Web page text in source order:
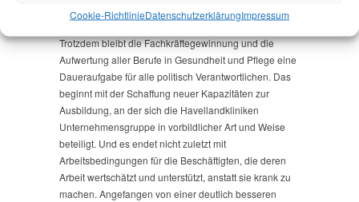
Cookie-RichtlinieDatenschutz­erklärungImpressum
Beteiligten.
Trotzdem bleibt die Fachkräftegewinnung und die
Aufwertung aller Berufe in Gesundheit und Pflege eine
Daueraufgabe für alle politisch Verantwortlichen. Das
beginnt mit der Schaffung neuer Kapazitäten zur
Ausbildung, an der sich die Havellandkliniken
Unternehmensgruppe in vorbildlicher Art und Weise
beteiligt. Und es endet nicht zuletzt mit
Arbeitsbedingungen für die Beschäftigten, die deren
Arbeit wertschätzt und unterstützt, anstatt sie krank zu
machen. Angefangen von einer deutlich besseren